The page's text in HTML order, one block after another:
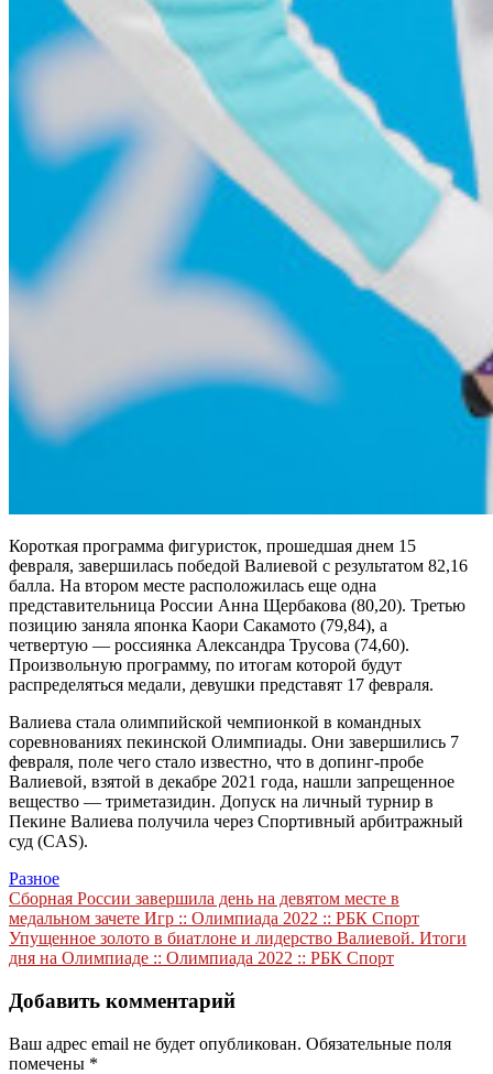
Короткая программа фигуристок, прошедшая днем 15
февраля, завершилась победой Валиевой с результатом 82,16
балла. На втором месте расположилась еще одна
представительница России Анна Щербакова (80,20). Третью
позицию заняла японка Каори Сакамото (79,84), а
четвертую — россиянка Александра Трусова (74,60).
Произвольную программу, по итогам которой будут
распределяться медали, девушки представят 17 февраля.
Валиева стала олимпийской чемпионкой в командных
соревнованиях пекинской Олимпиады. Они завершились 7
февраля, поле чего стало известно, что в допинг-пробе
Валиевой, взятой в декабре 2021 года, нашли запрещенное
вещество — триметазидин. Допуск на личный турнир в
Пекине Валиева получила через Спортивный арбитражный
суд (CAS).
Разное
Навигация
по
записям
Сборная России завершила день на девятом месте в
медальном зачете Игр :: Олимпиада 2022 :: РБК Спорт
Упущенное золото в биатлоне и лидерство Валиевой. Итоги
дня на Олимпиаде :: Олимпиада 2022 :: РБК Спорт
Добавить комментарий
Ваш адрес email не будет опубликован. Обязательные поля
помечены *